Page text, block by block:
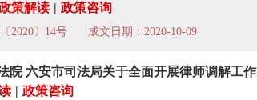
策解读 | 政策咨询
2020〕14号 成文日期：2020-10-09
院 六安市司法局关于全面开展律师调解工作
| 政策咨询